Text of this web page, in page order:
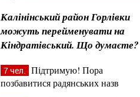
Калінінський район Горлівки
можуть перейменувати на
Кіндратівський. Що думаєте?
7 чел. Підтримую! Пора
позбавитися радянських назв